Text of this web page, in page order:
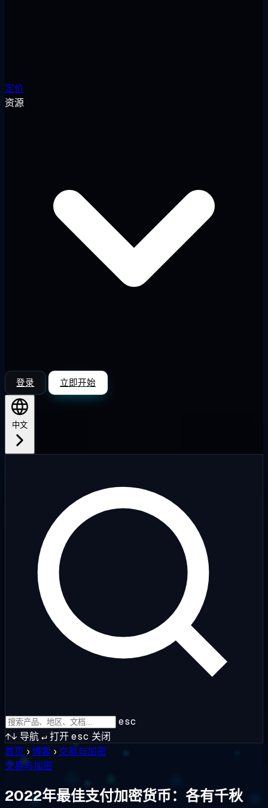
定价
资源
登录 立即开始
中文
esc
↑↓ 导航↵打开esc 关闭
首页 ›博客 › 交易与加密
交易与加密
2022年最佳支付加密货币：各有千秋